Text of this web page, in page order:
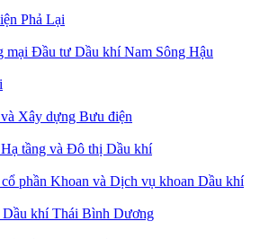
Phả Lại
mại Đầu tư Dầu khí Nam Sông Hậu
Xây dựng Bưu điện
tầng và Đô thị Dầu khí
phần Khoan và Dịch vụ khoan Dầu khí
khí Thái Bình Dương